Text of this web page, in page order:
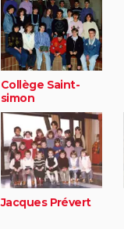
Collège Saint-
simon
Jacques Prévert